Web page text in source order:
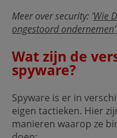
Meer over security: 'Wie
ongestoord ondernemen"
Wat zijn de
spyware?
Spyware is er in
eigen tactieken. Hier
manieren waarop ze